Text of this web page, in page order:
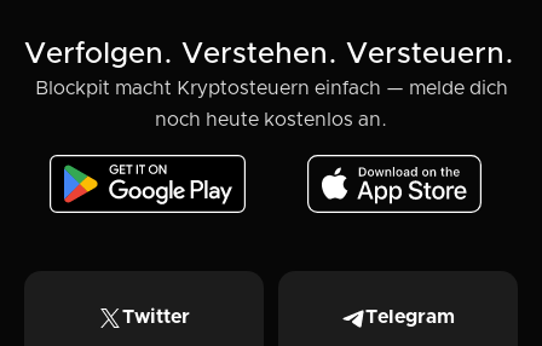
Verfolgen. Verstehen. Versteuern.
Blockpit macht Kryptosteuern einfach — melde dich
noch heute kostenlos an.
Twitter Telegram